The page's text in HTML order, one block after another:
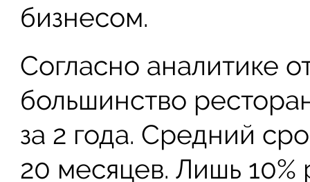
бизнесом.
Согласно аналитике
большинство
за 2 года. Средний
20 месяцев. Лишь